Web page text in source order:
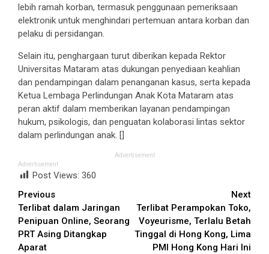
lebih ramah korban, termasuk penggunaan pemeriksaan
elektronik untuk menghindari pertemuan antara korban dan
pelaku di persidangan.
Selain itu, penghargaan turut diberikan kepada Rektor
Universitas Mataram atas dukungan penyediaan keahlian
dan pendampingan dalam penanganan kasus, serta kepada
Ketua Lembaga Perlindungan Anak Kota Mataram atas
peran aktif dalam memberikan layanan pendampingan
hukum, psikologis, dan penguatan kolaborasi lintas sektor
dalam perlindungan anak. []
Advertisement
Advertisement
Post Views: 360
Continue
Reading
Previous
Terlibat dalam Jaringan
Penipuan Online, Seorang
PRT Asing Ditangkap
Aparat
Next
Terlibat Perampokan Toko,
Voyeurisme, Terlalu Betah
Tinggal di Hong Kong, Lima
PMI Hong Kong Hari Ini